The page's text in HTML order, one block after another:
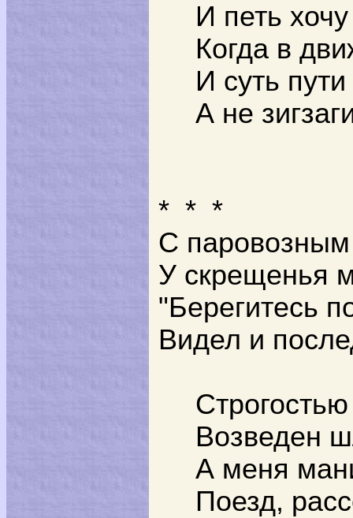
И петь
Когда в
И суть
А не
* * *
С паровозным
У скрещенья
"Берегитесь
Видел и
Возведен
А меня
Поезд,